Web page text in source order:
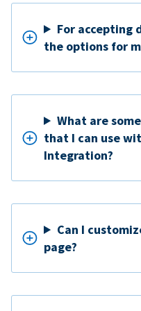
For accepting
the options for
What are
that I can use
Integration?
Can I
page?